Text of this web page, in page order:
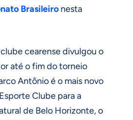
Brasileiro nesta
cearense divulgou o
até o fim do torneio
Antônio é o mais novo
Clube para a
de Belo Horizonte, o